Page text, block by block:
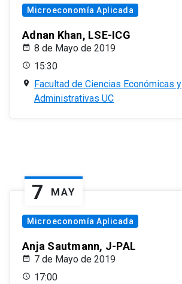
Microeconomía Aplicada
Adnan Khan, LSE-ICG
8 de Mayo de 2019
15:30
Facultad de Ciencias Económicas y
Administrativas UC
7 MAY
Microeconomía Aplicada
Anja Sautmann, J-PAL
7 de Mayo de 2019
17:00